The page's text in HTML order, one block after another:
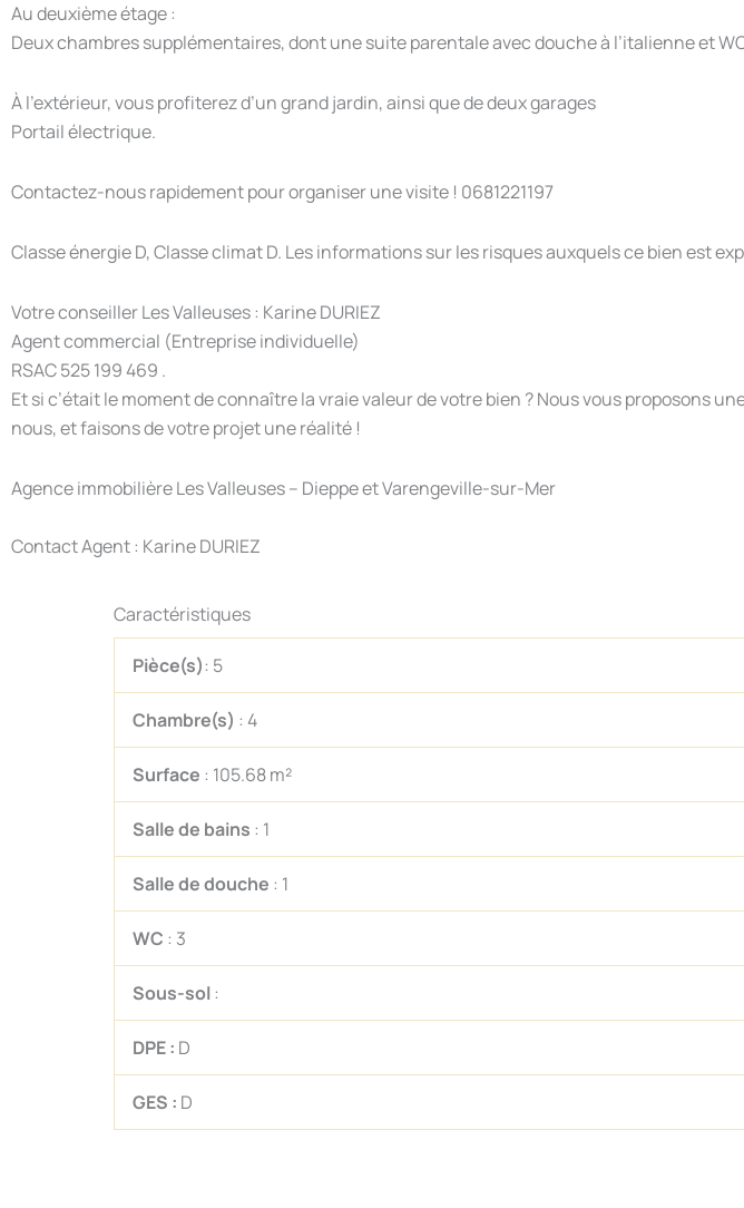
Au deuxième étage :
Deux chambres supplémentaires, dont une suite parentale avec douche à l’italienne et
À l’extérieur, vous profiterez d’un grand jardin, ainsi que de deux garages
Portail électrique.
Contactez-nous rapidement pour organiser une visite ! 0681221197
Classe énergie D, Classe climat D. Les informations sur les risques auxquels ce bien est
Votre conseiller Les Valleuses : Karine DURIEZ
Agent commercial (Entreprise individuelle)
RSAC 525 199 469 .
Et si c’était le moment de connaître la vraie valeur de votre bien ? Nous vous
nous, et faisons de votre projet une réalité !
Agence immobilière Les Valleuses – Dieppe et Varengeville-sur-Mer
Contact Agent : Karine DURIEZ
Caractéristiques
Pièce(s): 5
Chambre(s) : 4
Surface : 105.68 m²
Salle de bains : 1
Salle de douche : 1
WC : 3
Sous-sol:
DPE : D
GES : D